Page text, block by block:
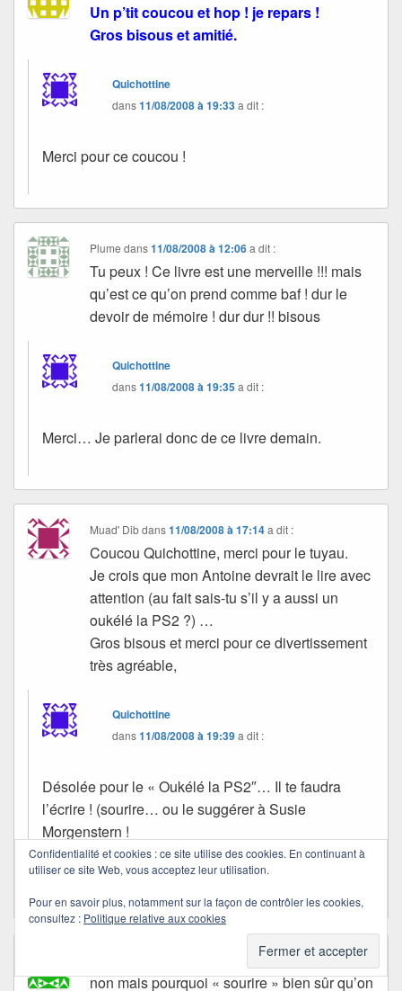
Un p’tit coucou et hop ! je repars !
Gros bisous et amitié.
Quichottine
dans11/08/2008 à 19:33a dit :
Merci pour ce coucou !
Plume dans11/08/2008 à 12:06 a dit :
Tu peux ! Ce livre est une merveille !!! mais
qu’est ce qu’on prend comme baf ! dur le
devoir de mémoire ! dur dur !! bisous
Quichottine
dans11/08/2008 à 19:35a dit :
Merci… Je parlerai donc de ce livre demain.
Muad' Dibdans11/08/2008 à 17:14 a dit :
Coucou Quichottine, merci pour le tuyau.
Je crois que mon Antoine devrait le lire avec
attention (au fait sais-tu s’il y a aussi un
oukélé la PS2 ?) …
Gros bisous et merci pour ce divertissement
très agréable,
Quichottine
dans11/08/2008 à 19:39a dit :
Désolée pour le « Oukélé la PS2″… Il te faudra
l’écrire ! (sourire… ou le suggérer à Susie
Morgenstern !
Merci à toi d’être là…
a dit :
non mais pourquoi « sourire » bien sûr qu’on
Confidentialité et cookies : ce site utilise des cookies. En continuant à
utiliser ce site Web, vous acceptez leur utilisation.
Pour en savoir plus, notamment sur la façon de contrôler les cookies,
consultez : Politique relative aux cookies